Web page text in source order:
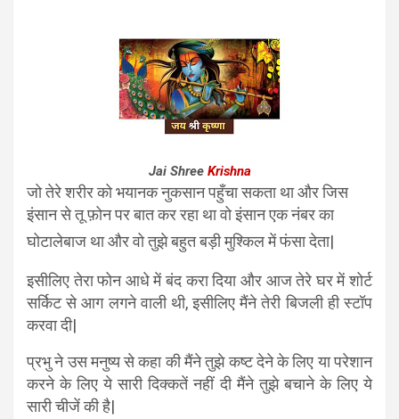
Jai Shree Krishna
जो तेरे शरीर को भयानक नुकसान पहुँचा सकता था और जिस
इंसान से तू फ़ोन पर बात कर रहा था वो इंसान एक नंबर का
घोटालेबाज था और वो तुझे बहुत बड़ी मुश्किल में फंसा देता|
इसीलिए तेरा फोन आधे में बंद करा दिया और आज तेरे घर में शोर्ट
सर्किट से आग लगने वाली थी, इसीलिए मैंने तेरी बिजली ही स्टॉप
करवा दी|
प्रभु ने उस मनुष्य से कहा की मैंने तुझे कष्ट देने के लिए या परेशान
करने के लिए ये सारी दिक्कतें नहीं दी मैंने तुझे बचाने के लिए ये
सारी चीजें की है|